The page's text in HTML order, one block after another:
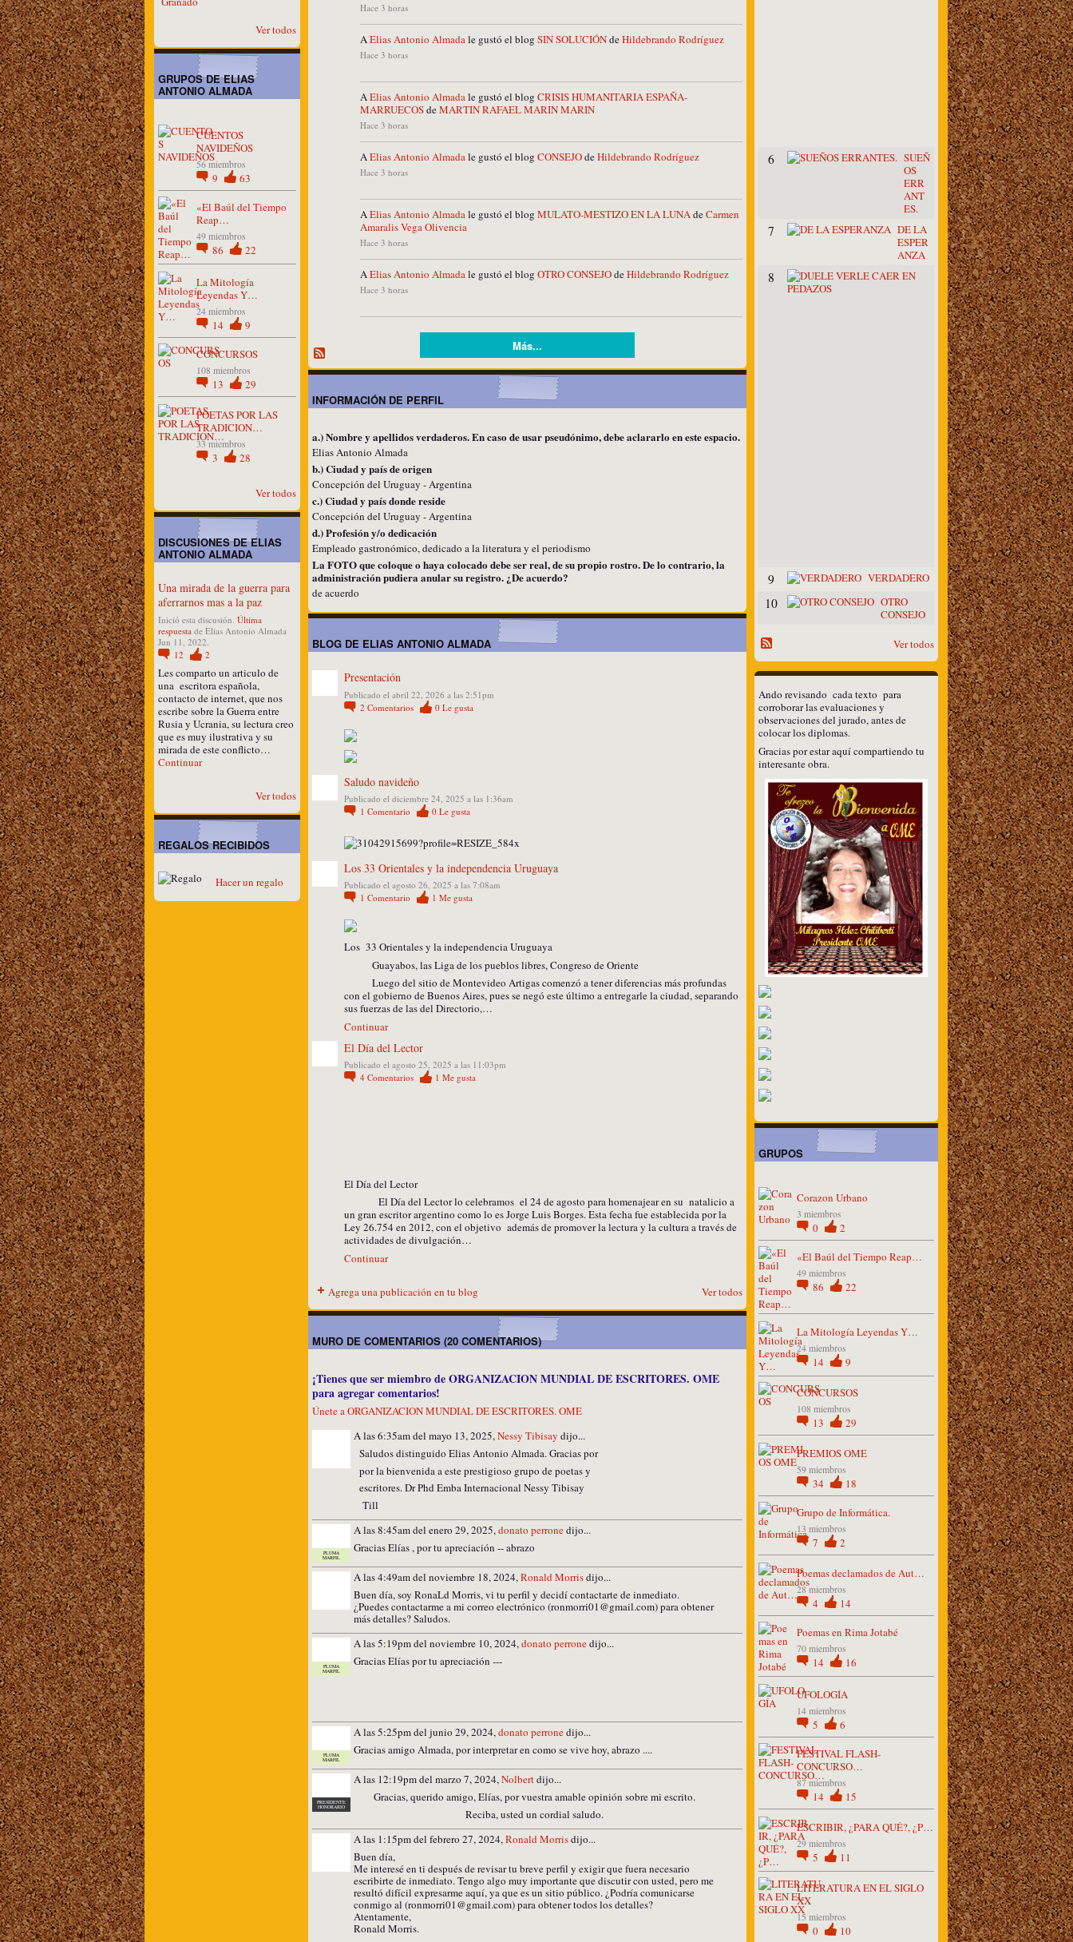
Ver todos
GRUPOS DE ELIAS
ANTONIO ALMADA
CUENTOS
NAVIDEÑOS
56 miembros
9
63
«El Baúl del Tiempo
Reap…
49 miembros
86 22
La Mitología
Leyendas Y…
24 miembros
14
9
CONCURSOS
108 miembros
13 29
POETAS POR LAS
TRADICION…
33 miembros
3 28
Ver todos
DISCUSIONES DE ELIAS
ANTONIO ALMADA
Una mirada de la guerra para
aferrarnos mas a la paz
Inició esta discusión. Última
respuesta de Elias Antonio Almada
Jun 11, 2022.
12
2
Les comparto un articulo de
una escritora española,
contacto de internet, que nos
escribe sobre la Guerra entre
Rusia y Ucrania, su lectura creo
que es muy ilustrativa y su
mirada de este conflicto…
Continuar
Ver todos
REGALOS RECIBIDOS
Hacer un regalo
Hace 3 horas
AElias Antonio Almadale gustó el blog SIN SOLUCIÓNdeHildebrando Rodríguez
Hace 3 horas
AElias Antonio Almadale gustó el blog CRISIS HUMANITARIA ESPAÑA-
MARRUECOSdeMARTIN RAFAEL MARIN MARIN
Hace 3 horas
AElias Antonio Almadale gustó el blog CONSEJOdeHildebrando Rodríguez
Hace 3 horas
AElias Antonio Almadale gustó el blog MULATO-MESTIZO EN LA LUNAdeCarmen
Amaralis Vega Olivencia
Hace 3 horas
AElias Antonio Almadale gustó el blog OTRO CONSEJOdeHildebrando Rodríguez
Hace 3 horas
Más...
INFORMACIÓN DE PERFIL
a.) Nombre y apellidos verdaderos. En caso de usar pseudónimo, debe aclararlo en este espacio.
Elias Antonio Almada
b.) Ciudad y país de origen
Concepción del Uruguay - Argentina
c.) Ciudad y país donde reside
Concepción del Uruguay - Argentina
d.) Profesión y/o dedicación
Empleado gastronómico, dedicado a la literatura y el periodismo
La FOTO que coloque o haya colocado debe ser real, de su propio rostro. De lo contrario, la
administración pudiera anular su registro. ¿De acuerdo?
de acuerdo
BLOG DE ELIAS ANTONIO ALMADA
Presentación
Publicado el abril 22, 2026 a las 2:51pm
2 Comentarios 0 Le gusta
Saludo navideño
Publicado el diciembre 24, 2025 a las 1:36am
1 Comentario 0 Le gusta
Los 33 Orientales y la independencia Uruguaya
Publicado el agosto 26, 2025 a las 7:08am
1 Comentario 1 Me gusta
Los 33 Orientales y la independencia Uruguaya
Guayabos, las Liga de los pueblos libres, Congreso de Oriente
Luego del sitio de Montevideo Artigas comenzó a tener diferencias más profundas
con el gobierno de Buenos Aires, pues se negó este último a entregarle la ciudad, separando
sus fuerzas de las del Directorio,…
Continuar
El Día del Lector
Publicado el agosto 25, 2025 a las 11:03pm
4 Comentarios 1 Me gusta
El Día del Lector
El Día del Lector lo celebramos el 24 de agosto para homenajear en su natalicio a
un gran escritor argentino como lo es Jorge Luis Borges. Esta fecha fue establecida por la
Ley 26.754 en 2012, con el objetivo además de promover la lectura y la cultura a través de
actividades de divulgación…
Continuar
Agrega una publicación en tu blog Ver todos
MURO DE COMENTARIOS (20 COMENTARIOS)
¡Tienes que ser miembro de ORGANIZACION MUNDIAL DE ESCRITORES. OME
para agregar comentarios!
Únete a ORGANIZACION MUNDIAL DE ESCRITORES. OME
A las 6:35am del mayo 13, 2025,Nessy Tibisay dijo...
Saludos distinguido Elias Antonio Almada. Gracias por
por la bienvenida a este prestigioso grupo de poetas y
escritores. Dr Phd Emba Internacional Nessy Tibisay
Till
A las 8:45am del enero 29, 2025,
PLUMA
MARFIL
donato perronedijo...
Gracias Elías , por tu apreciación -- abrazo
A las 4:49am del noviembre 18, 2024,Ronald Morrisdijo...
Buen día, soy RonaLd Morris, vi tu perfil y decidí contactarte de inmediato.
¿Puedes contactarme a mi correo electrónico (ronmorri01@gmail.com) para obtener
más detalles? Saludos.
A las 5:19pm del noviembre 10, 2024,
PLUMA
MARFIL
donato perronedijo...
Gracias Elías por tu apreciación ---
A las 5:25pm del junio 29, 2024,
PLUMA
MARFIL
donato perronedijo...
Gracias amigo Almada, por interpretar en como se vive hoy, abrazo ....
A las 12:19pm del marzo 7, 2024,
PRESIDENTE
HONORARIO
Nolbertdijo...
Gracias, querido amigo, Elías, por vuestra amable opinión sobre mi escrito.
Reciba, usted un cordial saludo.
A las 1:15pm del febrero 27, 2024,Ronald Morrisdijo...
Buen día,
Me interesé en ti después de revisar tu breve perfil y exigir que fuera necesario
escribirte de inmediato. Tengo algo muy importante que discutir con usted, pero me
resultó difícil expresarme aquí, ya que es un sitio público. ¿Podría comunicarse
conmigo al (ronmorri01@gmail.com) para obtener todos los detalles?
Atentamente,
Ronald Morris.
6
SUEÑ
OS
ERR
ANT
ES.
7
DE LA
ESPER
ANZA
8
9 VERDADERO
10
OTRO
CONSEJO
Ver todos
Ando revisando cada texto para
corroborar las evaluaciones y
observaciones del jurado, antes de
colocar los diplomas.
Gracias por estar aquí compartiendo tu
interesante obra.
GRUPOS
Corazon Urbano
3 miembros
0
2
«El Baúl del Tiempo Reap…
49 miembros
86 22
La Mitología Leyendas Y…
24 miembros
14 9
CONCURSOS
108 miembros
13 29
PREMIOS OME
59 miembros
34
18
Grupo de Informática.
13 miembros
7 2
Poemas declamados de Aut…
28 miembros
4
14
Poemas en Rima Jotabé
70 miembros
14 16
UFOLOGÍA
14 miembros
5
6
FESTIVAL FLASH-
CONCURSO…
87 miembros
14 15
ESCRIBIR, ¿PARA QUÉ?, ¿P…
29 miembros
5 11
LITERATURA EN EL SIGLO
XX
15 miembros
0 10